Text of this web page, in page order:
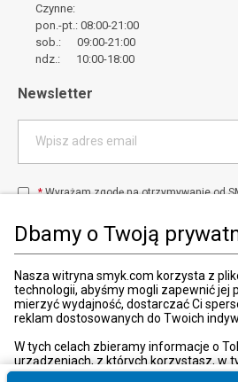
Dbamy o Twoją
Nasza witryna smyk.com korzysta z
technologii, abyśmy mogli zapewnić jej
mierzyć wydajność, dostarczać Ci
reklam dostosowanych do Twoich
W tych celach zbieramy informacje o
urządzeniach, z których korzystasz, w
do prawidłowego funkcjonowania
Czynne:
pon.-pt.: 08:00-21:00
sob.: 09:00-21:00
ndz.: 10:00-18:00
Newsletter
Wpisz adres email
*Wyrażam zgodę na otrzymywanie od
elektronicznej (e-mail).
W każdej chwili możesz z łatwością
Kraj i język: Polska (Poland)